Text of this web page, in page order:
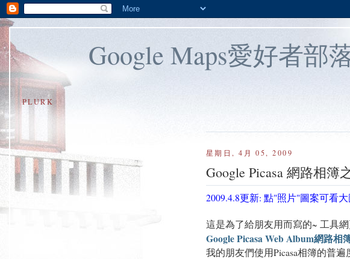
Google Maps愛好者部
星期日, 4月 05, 2009
Google Picasa 網路相簿
2009.4.8更新: 點"照片"圖案可看
這是為了給朋友用而寫的~ 工具
Google Picasa Web Album網路相
我的朋友們使用Picasa相簿的普
PLURK